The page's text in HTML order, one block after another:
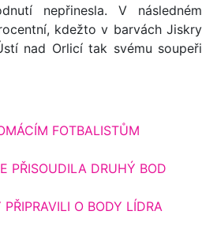
nepřinesla. V následném
kdežto v barvách Jiskry
nad Orlicí tak svému soupeři
FOTBALISTŮM
PŘISOUDILA DRUHÝ BOD
O BODY LÍDRA